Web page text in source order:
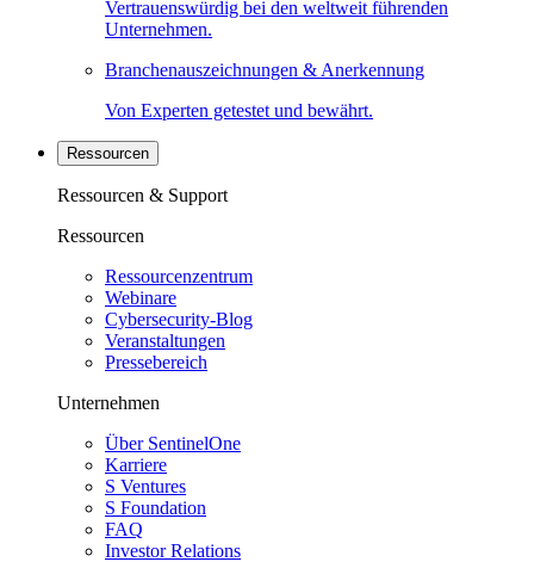
Vertrauenswürdig bei den weltweit führenden
Unternehmen.
Branchenauszeichnungen & Anerkennung
Von Experten getestet und bewährt.
Ressourcen
Ressourcen & Support
Ressourcen
Ressourcenzentrum
Webinare
Cybersecurity-Blog
Veranstaltungen
Pressebereich
Unternehmen
Über SentinelOne
Karriere
S Ventures
S Foundation
FAQ
Investor Relations